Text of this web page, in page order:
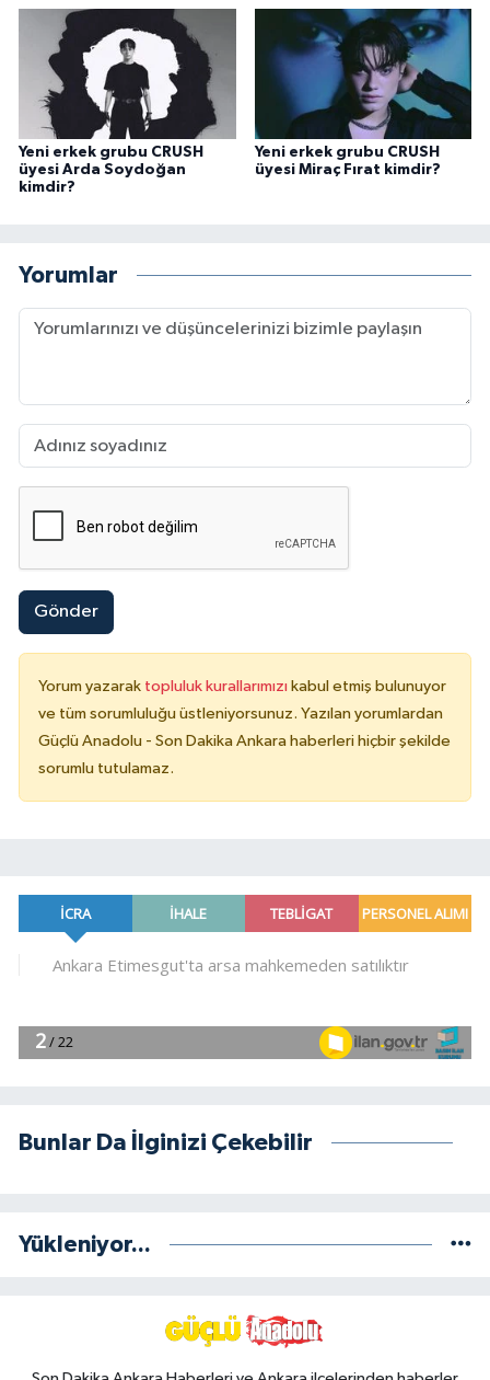
Yeni erkek grubu CRUSH
üyesi Arda Soydoğan
kimdir?
Yeni erkek grubu CRUSH
üyesi Miraç Fırat kimdir?
Yorumlar
Gönder
Yorum yazarak topluluk kurallarımızı kabul etmiş bulunuyor
ve tüm sorumluluğu üstleniyorsunuz. Yazılan yorumlardan
Güçlü Anadolu - Son Dakika Ankara haberleri hiçbir şekilde
sorumlu tutulamaz.
Bunlar Da İlginizi Çekebilir
Yükleniyor...